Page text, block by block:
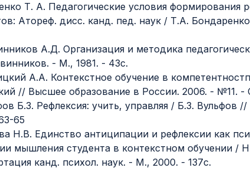
Т. А. Педагогические условия формирования
Атореф. дисс. канд. пед. наук / Т.А.
А.Д. Организация и методика
- М., 1981. - 43с.
А.А. Контекстное обучение в
// Высшее образование в России. 2006. - №11. -
Б.З. Рефлексия: учить, управляя / Б.З. Вульфов
65
Н.В. Единство антиципации и рефлексии как
мышления студента в контекстном обучении /
канд. психол. наук. - М., 2000. - 137с.